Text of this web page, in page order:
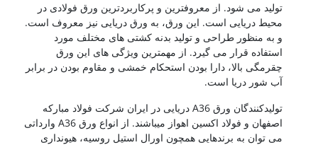
تولید می شود. از معروفترین و پرکاربردترین ورق فولادی در
محیط دریایی است. این ورق، به ورق دریایی نیز معروف است.
و به منظور طراحی و تولید بدنه کشتی های مختلف مورد
استفاده قرار می گیرد. از مهمترین ویژگی های این ورق
چقرمگی بالا، دارا بودن استحکام خمشی و مقاوم بودن در برابر
آب شور دریا است.
تولیدکنندگان ورق A36 دریایی در ایران شرکت فولاد مبارکه
اصفهان و فولاد اکسین اهواز میباشند. از انواع ورق A36 وارداتی
می توان به برندهایی همچون اورال استیل روسیه، هیونداری